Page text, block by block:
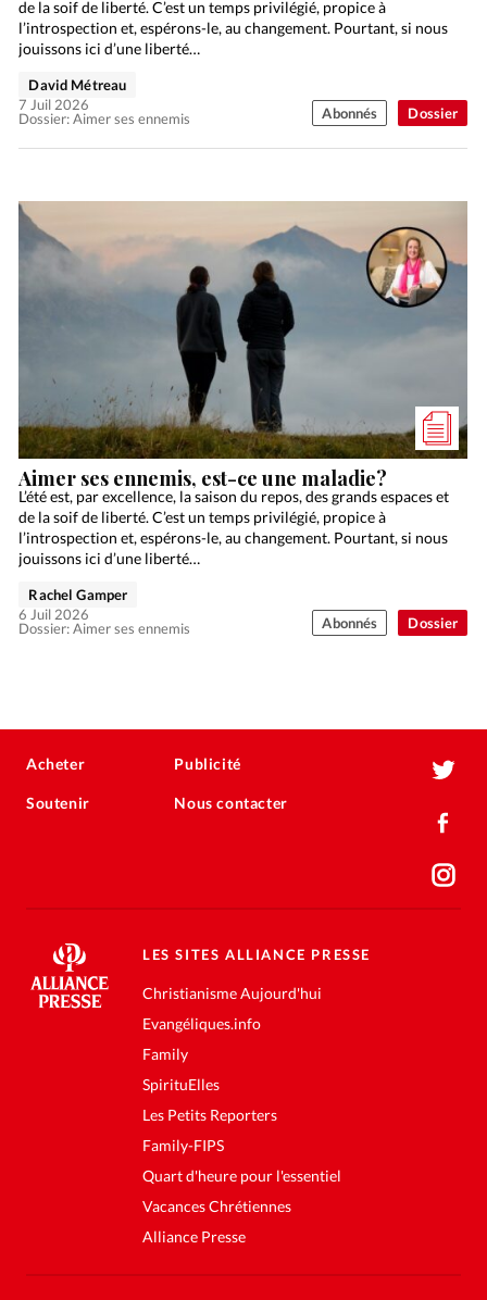
Dossier
de la soif de liberté. C’est un temps privilégié, propice à
l’introspection et, espérons-le, au changement. Pourtant, si nous
jouissons ici d’une liberté…
Dossier: Aimer ses ennemis
David Métreau
7 Juil 2026
Abonnés
Dossier
Aimer ses ennemis, est-ce une maladie?
L’été est, par excellence, la saison du repos, des grands espaces et
de la soif de liberté. C’est un temps privilégié, propice à
l’introspection et, espérons-le, au changement. Pourtant, si nous
jouissons ici d’une liberté…
Dossier: Aimer ses ennemis
Rachel Gamper
6 Juil 2026
Abonnés
Acheter
Soutenir
Publicité
Nous contacter
LES SITES ALLIANCE PRESSE
Christianisme Aujourd'hui
Evangéliques.info
Family
SpirituElles
Les Petits Reporters
Family-FIPS
Quart d'heure pour l'essentiel
Vacances Chrétiennes
Alliance Presse